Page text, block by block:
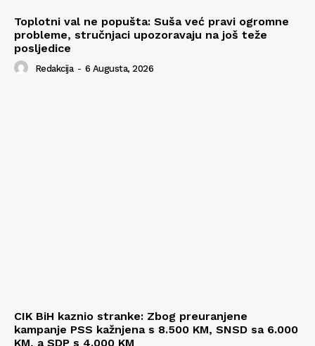
Toplotni val ne popušta: Suša već pravi ogromne
probleme, stručnjaci upozoravaju na još teže
posljedice
Redakcija - 6 Augusta, 2026
CIK BiH kaznio stranke: Zbog preuranjene
kampanje PSS kažnjena s 8.500 KM, SNSD sa 6.000
KM, a SDP s 4.000 KM